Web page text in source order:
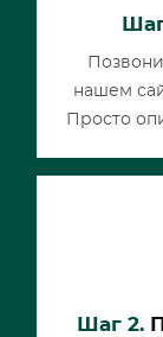
нашем
Просто
Шаг 2.